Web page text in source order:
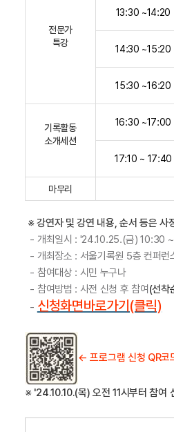
전문가
특강
13:30 ~14:20
14:30 ~15:20
15:30 ~16:20
기록활동
소개세션
16:30 ~17:00
17:10 ~ 17:40
마무리
※ 강연자 및 강연 내용, 순서 등은 사
- 개최일시 : '24.10.25.(금) 10:30
- 개최장소 : 서울기록원 5층 컨퍼런
- 참여대상 : 시민 누구나
- 참여방법 : 사전 신청 후 참여 (선착
- 신청화면바로가기(클릭)
← 프로그램 신청 QR코
※ '24.10.10.(목) 오전 11시부터 참여